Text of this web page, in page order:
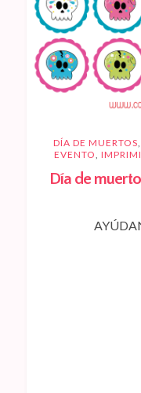
DÍA DE MUERTOS
EVENTO,
Día de